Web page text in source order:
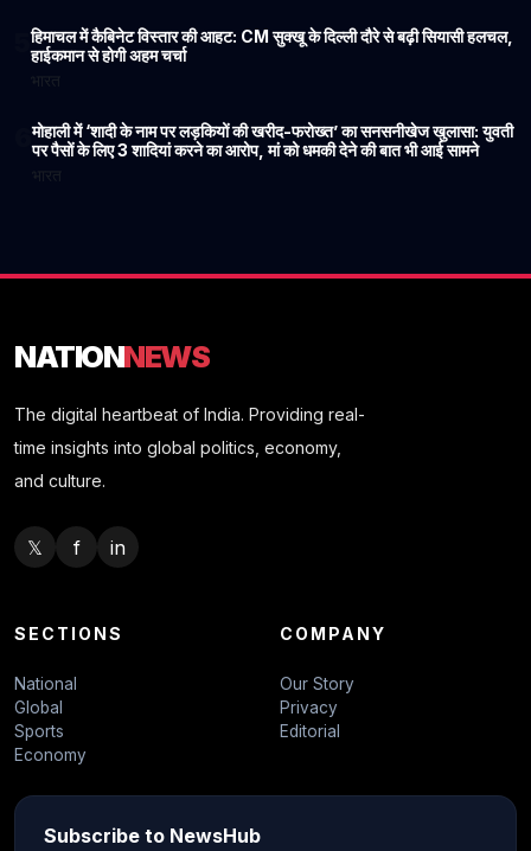
5हिमाचल में कैबिनेट विस्तार की आहट: CM सुक्खू के दिल्ली दौरे से बढ़ी सियासी हलचल,
हाईकमान से होगी अहम चर्चा
6मोहाली में ‘शादी के नाम पर लड़कियों की खरीद-फरोख्त’ का सनसनीखेज खुलासा: युवती
पर पैसों के लिए 3 शादियां करने का आरोप, मां को धमकी देने की बात भी आई सामने
NATIONNEWS
The digital heartbeat of India. Providing real-
time insights into global politics, economy,
and culture.
𝕏 f in
SECTIONS
National
Global
Sports
Economy
COMPANY
Our Story
Privacy
Editorial
Subscribe to NewsHub